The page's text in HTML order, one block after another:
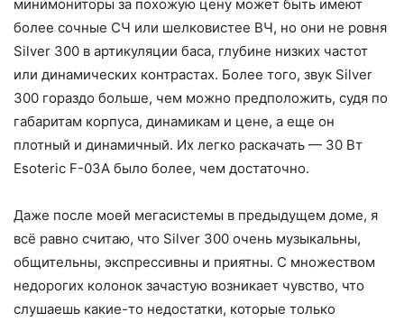
минимониторы за похожую цену может быть имеют
более сочные СЧ или шелковистее ВЧ, но они не ровня
Silver 300 в артикуляции баса, глубине низких частот
или динамических контрастах. Более того, звук Silver
300 гораздо больше, чем можно предположить, судя по
габаритам корпуса, динамикам и цене, а еще он
плотный и динамичный. Их легко раскачать — 30 Вт
Esoteric F-03A было более, чем достаточно.
Даже после моей мегасистемы в предыдущем доме, я
всё равно считаю, что Silver 300 очень музыкальны,
общительны, экспрессивны и приятны. С множеством
недорогих колонок зачастую возникает чувство, что
слушаешь какие-то недостатки, которые только